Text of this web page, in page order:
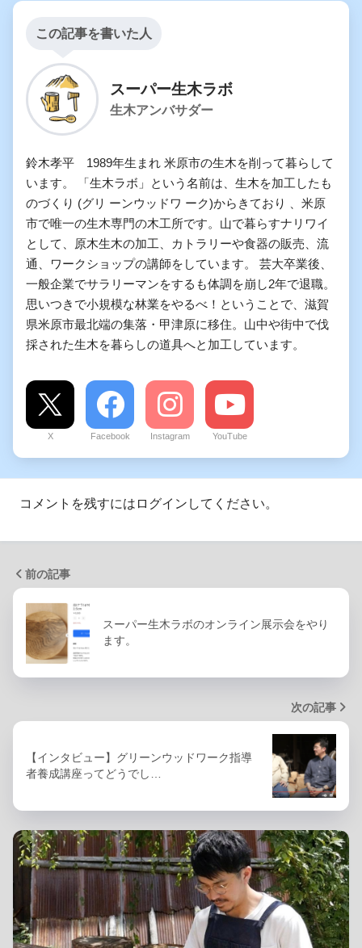
この記事を書いた人
スーパー生木ラボ
生木アンバサダー
鈴木孝平 1989年生まれ 米原市の生木を削って暮らして
います。 「生木ラボ」という名前は、生木を加工したも
のづくり (グリ ーンウッドワ ーク)からきており 、米原
市で唯一の生木専門の木工所です。山で暮らすナリワイ
として、原木生木の加工、カトラリーや食器の販売、流
通、ワークショップの講師をしています。 芸大卒業後、
一般企業でサラリーマンをするも体調を崩し2年で退職。
思いつきで小規模な林業をやるべ！ということで、滋賀
県米原市最北端の集落・甲津原に移住。山中や街中で伐
採された生木を暮らしの道具へと加工しています。
X Facebook Instagram YouTube
コメントを残すにはログインしてください。
前の記事
スーパー生木ラボのオンライン展示会をやり
ます。
次の記事
【インタビュー】グリーンウッドワーク指導
者養成講座ってどうでし…